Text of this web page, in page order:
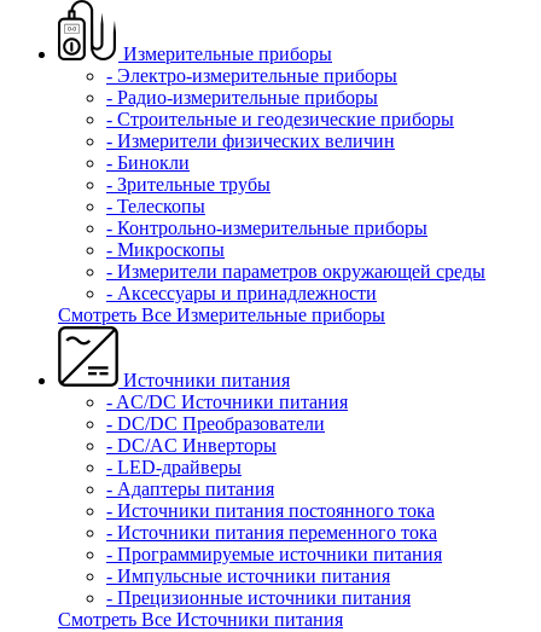
Измерительные приборы
- Электро-измерительные приборы
- Радио-измерительные приборы
- Строительные и геодезические приборы
- Измерители физических величин
- Бинокли
- Зрительные трубы
- Телескопы
- Контрольно-измерительные приборы
- Микроскопы
- Измерители параметров окружающей среды
- Аксессуары и принадлежности
Смотреть Все Измерительные приборы
Источники питания
- AC/DC Источники питания
- DC/DC Преобразователи
- DC/AC Инверторы
- LED-драйверы
- Адаптеры питания
- Источники питания постоянного тока
- Источники питания переменного тока
- Программируемые источники питания
- Импульсные источники питания
- Прецизионные источники питания
Смотреть Все Источники питания